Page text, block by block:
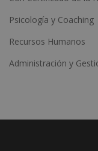
Psicología y Coaching
Recursos Humanos
Administración y